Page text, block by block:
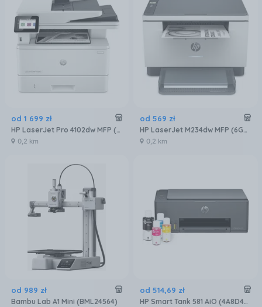
od 1 699 zł
HP LaserJet Pro 4102dw MFP (2Z622F)
0,2 km
od 569 zł
HP LaserJet M234dw MFP (6GW99F)
0,2 km
od 989 zł
Bambu Lab A1 Mini (BML24564)
od 514,69 zł
HP Smart Tank 581 AiO (4A8D4A)